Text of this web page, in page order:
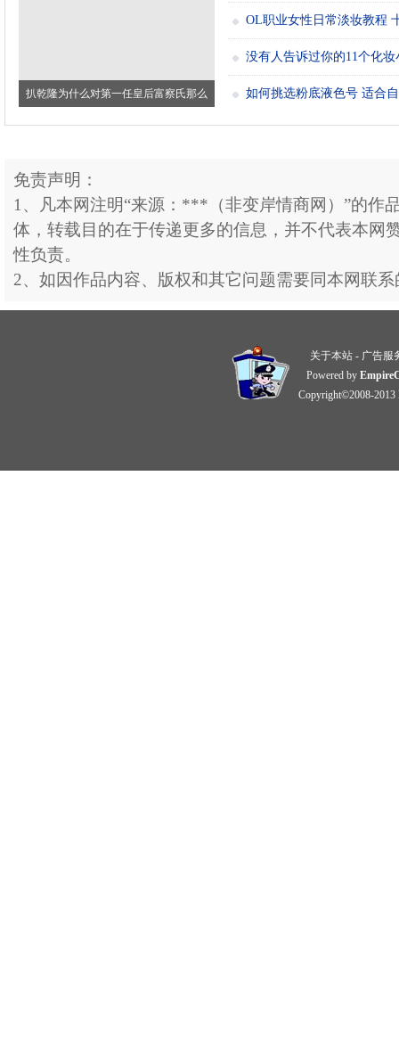
扒乾隆为什么对第一任皇后富察氏那么
OL职业女性日常淡妆教程
没有人告诉过你的11个化妆
如何挑选粉底液色号 适合
免责声明：
1、凡本网注明“来源：***（非变岸情商网）”的作
体，转载目的在于传递更多的信息，并不代表本网
性负责。
2、如因作品内容、版权和其它问题需要同本网联
关于本站 - 广告服
Powered by
Copyright©2008-2013